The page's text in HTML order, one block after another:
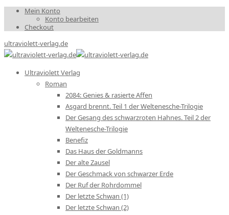
Mein Konto
Konto bearbeiten
Checkout
ultraviolett-verlag.de
Ultraviolett Verlag
Roman
2084: Genies & rasierte Affen
Asgard brennt. Teil 1 der Weltenesche-Trilogie
Der Gesang des schwarzroten Hahnes. Teil 2 der
Weltenesche-Trilogie
Benefiz
Das Haus der Goldmanns
Der alte Zausel
Der Geschmack von schwarzer Erde
Der Ruf der Rohrdommel
Der letzte Schwan (1)
Der letzte Schwan (2)